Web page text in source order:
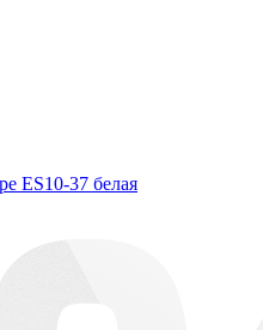
ES10-37 белая